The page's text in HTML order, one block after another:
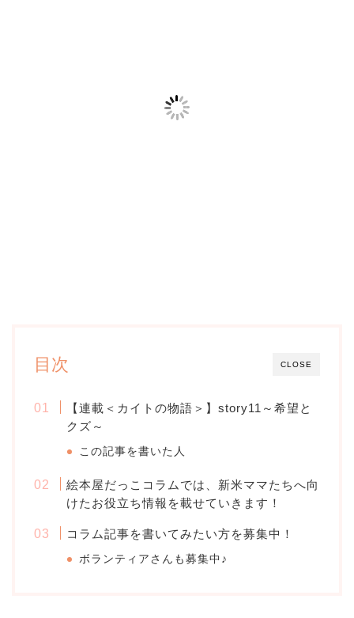
CLOSE
目次
【連載＜カイトの物語＞】story11～希望と
クズ～
この記事を書いた人
絵本屋だっこコラムでは、新米ママたちへ向
けたお役立ち情報を載せていきます！
コラム記事を書いてみたい方を募集中！
ボランティアさんも募集中♪